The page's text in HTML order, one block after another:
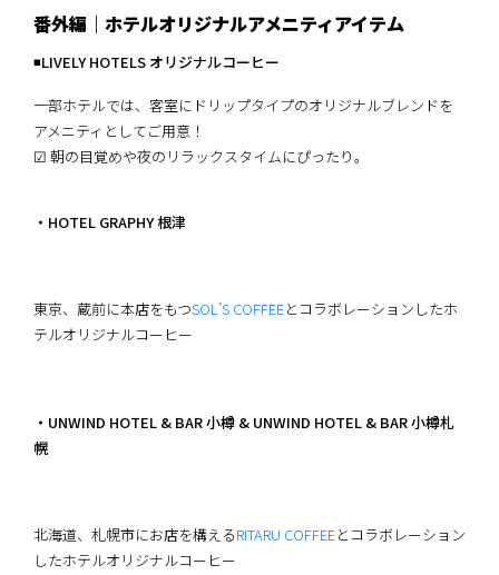
番外編｜ホテルオリジナルアメニティアイテム
◾️LIVELY HOTELS オリジナルコーヒー
一部ホテルでは、客室にドリップタイプのオリジナルブレンドを
アメニティとしてご用意！
☑︎ 朝の目覚めや夜のリラックスタイムにぴったり。
・HOTEL GRAPHY 根津
東京、蔵前に本店をもつSOL’S COFFEEとコラボレーションしたホ
テルオリジナルコーヒー
・UNWIND HOTEL & BAR 小樽 & UNWIND HOTEL & BAR 小樽札
幌
北海道、札幌市にお店を構えるRITARU COFFEEとコラボレーション
したホテルオリジナルコーヒー